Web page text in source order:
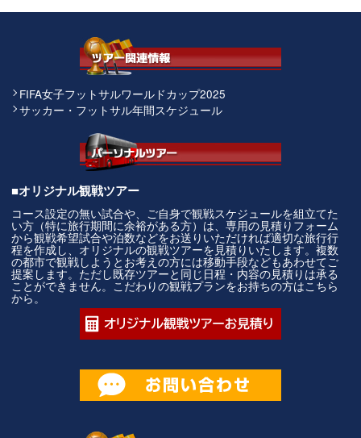
FIFA女子フットサルワールドカップ2025
サッカー・フットサル年間スケジュール
■オリジナル観戦ツアー
コース設定の無い試合や、ご自身で観戦スケジュールを組立てた
い方（特に旅行期間に余裕がある方）は、専用の見積りフォーム
から観戦希望試合や泊数などをお送りいただければ適切な旅行行
程を作成し、オリジナルの観戦ツアーを見積りいたします。複数
の都市で観戦しようとお考えの方には移動手段などもあわせてご
提案します。ただし既存ツアーと同じ日程・内容の見積りは承る
ことができません。こだわりの観戦プランをお持ちの方はこちら
から。